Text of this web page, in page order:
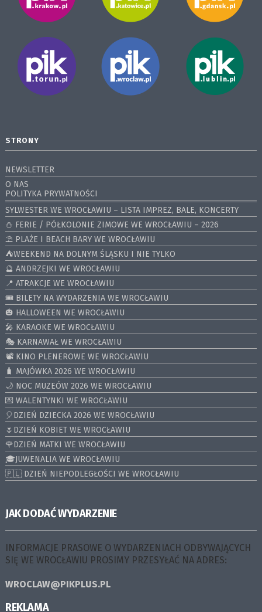
STRONY
NEWSLETTER
O NAS
POLITYKA PRYWATNOŚCI
SYLWESTER WE WROCŁAWIU – LISTA IMPREZ, BALE, KONCERTY
⛄️ FERIE / PÓŁKOLONIE ZIMOWE WE WROCŁAWIU – 2026
⛱️ PLAŻE I BEACH BARY WE WROCŁAWIU
⛺️WEEKEND NA DOLNYM ŚLĄSKU I NIE TYLKO
🔮 ANDRZEJKI WE WROCŁAWIU
📍 ATRAKCJE WE WROCŁAWIU
🎟️ BILETY NA WYDARZENIA WE WROCŁAWIU
🎃 HALLOWEEN WE WROCŁAWIU
🎤 KARAOKE WE WROCŁAWIU
🎭 KARNAWAŁ WE WROCŁAWIU
📽️ KINO PLENEROWE WE WROCŁAWIU
🧳 MAJÓWKA 2026 WE WROCŁAWIU
🌙 NOC MUZEÓW 2026 WE WROCŁAWIU
💌 WALENTYNKI WE WROCŁAWIU
🎈DZIEŃ DZIECKA 2026 WE WROCŁAWIU
🌷DZIEŃ KOBIET WE WROCŁAWIU
🌹DZIEŃ MATKI WE WROCŁAWIU
🎓JUWENALIA WE WROCŁAWIU
🇵🇱 DZIEŃ NIEPODLEGŁOŚCI WE WROCŁAWIU
JAK DODAĆ WYDARZENIE
INFORMACJE PRASOWE O WYDARZENIACH ODBYWAJĄCYCH
SIĘ WE WROCŁAWIU PROSIMY PRZESYŁAĆ NA ADRES:
WROCLAW@PIKPLUS.PL
REKLAMA